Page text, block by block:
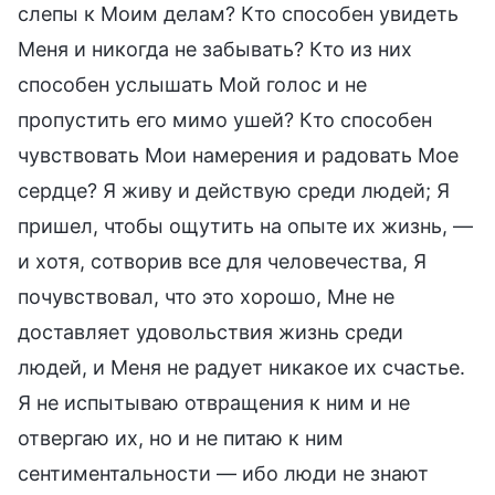
слепы к Моим делам? Кто способен увидеть
Меня и никогда не забывать? Кто из них
способен услышать Мой голос и не
пропустить его мимо ушей? Кто способен
чувствовать Мои намерения и радовать Мое
сердце? Я живу и действую среди людей; Я
пришел, чтобы ощутить на опыте их жизнь, —
и хотя, сотворив все для человечества, Я
почувствовал, что это хорошо, Мне не
доставляет удовольствия жизнь среди
людей, и Меня не радует никакое их счастье.
Я не испытываю отвращения к ним и не
отвергаю их, но и не питаю к ним
сентиментальности — ибо люди не знают